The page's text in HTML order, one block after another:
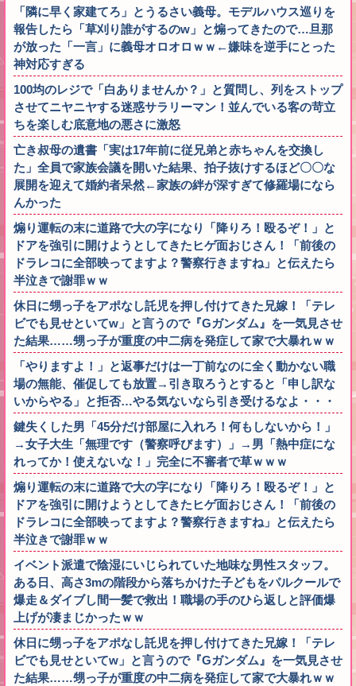
「隣に早く家建てろ」とうるさい義母。モデルハウス巡りを
報告したら「草刈り誰がするのw」と煽ってきたので…旦那
が放った「一言」に義母オロオロｗｗ←嫌味を逆手にとった
神対応すぎる
100均のレジで「白ありませんか？」と質問し、列をストップ
させてニヤニヤする迷惑サラリーマン！並んでいる客の苛立
ちを楽しむ底意地の悪さに激怒
亡き叔母の遺書「実は17年前に従兄弟と赤ちゃんを交換し
た」全員で家族会議を開いた結果、拍子抜けするほど〇〇な
展開を迎えて婚約者呆然←家族の絆が深すぎて修羅場になら
んかった
煽り運転の末に道路で大の字になり「降りろ！殴るぞ！」と
ドアを強引に開けようとしてきたヒゲ面おじさん！「前後の
ドラレコに全部映ってますよ？警察行きますね」と伝えたら
半泣きで謝罪ｗｗ
休日に甥っ子をアポなし託児を押し付けてきた兄嫁！「テレ
ビでも見せといてw」と言うので『Gガンダム』を一気見させ
た結果……甥っ子が重度の中二病を発症して家で大暴れｗｗ
「やりますよ！」と返事だけは一丁前なのに全く動かない職
場の無能、催促しても放置→引き取ろうとすると「申し訳な
いからやる」と拒否…やる気ないなら引き受けるなよ・・・
鍵失くした男「45分だけ部屋に入れろ！何もしないから！」
→女子大生「無理です（警察呼びます）」→男「熱中症にな
れってか！使えないな！」完全に不審者で草ｗｗｗ
煽り運転の末に道路で大の字になり「降りろ！殴るぞ！」と
ドアを強引に開けようとしてきたヒゲ面おじさん！「前後の
ドラレコに全部映ってますよ？警察行きますね」と伝えたら
半泣きで謝罪ｗｗ
イベント派遣で陰湿にいじられていた地味な男性スタッフ。
ある日、高さ3mの階段から落ちかけた子どもをパルクールで
爆走＆ダイブし間一髪で救出！職場の手のひら返しと評価爆
上げが凄まじかったｗｗ
休日に甥っ子をアポなし託児を押し付けてきた兄嫁！「テレ
ビでも見せといてw」と言うので『Gガンダム』を一気見させ
た結果……甥っ子が重度の中二病を発症して家で大暴れｗｗ